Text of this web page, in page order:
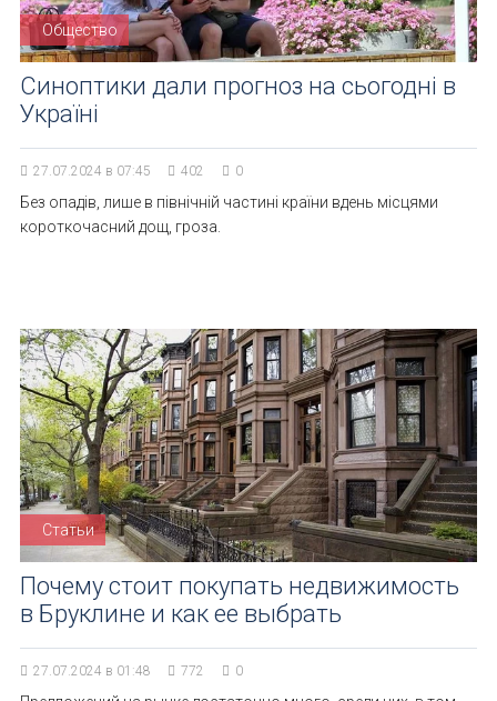
Общество
Синоптики дали прогноз на сьогодні в
Україні
27.07.2024 в 07:45 402 0
Без опадів, лише в північній частині країни вдень місцями
короткочасний дощ, гроза.
Статьи
Почему стоит покупать недвижимость
в Бруклине и как ее выбрать
27.07.2024 в 01:48 772 0